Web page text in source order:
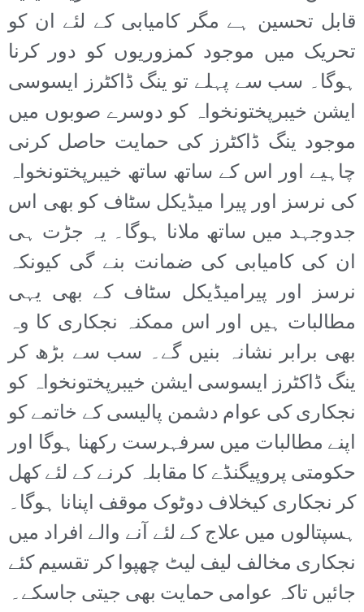
قابل تحسین ہے مگر کامیابی کے لئے ان کو
تحریک میں موجود کمزوریوں کو دور کرنا
ہوگا۔ سب سے پہلے تو ینگ ڈاکٹرز ایسوسی
ایشن خیبرپختونخواہ کو دوسرے صوبوں میں
موجود ینگ ڈاکٹرز کی حمایت حاصل کرنی
چاہیے اور اس کے ساتھ ساتھ خیبرپختونخواہ
کی نرسز اور پیرا میڈیکل سٹاف کو بھی اس
جدوجہد میں ساتھ ملانا ہوگا۔ یہ جڑت ہی
ان کی کامیابی کی ضمانت بنے گی کیونکہ
نرسز اور پیرامیڈیکل سٹاف کے بھی یہی
مطالبات ہیں اور اس ممکنہ نجکاری کا وہ
بھی برابر نشانہ بنیں گے۔ سب سے بڑھ کر
ینگ ڈاکٹرز ایسوسی ایشن خیبرپختونخواہ کو
نجکاری کی عوام دشمن پالیسی کے خاتمے کو
اپنے مطالبات میں سرفہرست رکھنا ہوگا اور
حکومتی پروپیگنڈے کا مقابلہ کرنے کے لئے کھل
کر نجکاری کیخلاف دوٹوک موقف اپنانا ہوگا۔
ہسپتالوں میں علاج کے لئے آنے والے افراد میں
نجکاری مخالف لیف لیٹ چھپوا کر تقسیم کئے
جائیں تاکہ عوامی حمایت بھی جیتی جاسکے۔